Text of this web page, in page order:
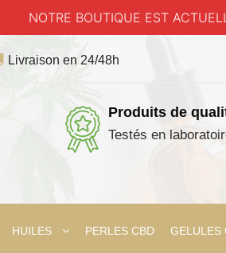
NOTRE BOUTIQUE EST
Livraison en 24/48h
Produits de
Testés en
HUILES PERLES CBD GELULES